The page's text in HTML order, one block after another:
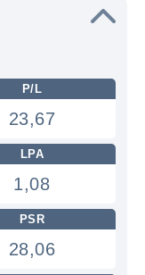
P/L
23,67
LPA
1,08
PSR
28,06